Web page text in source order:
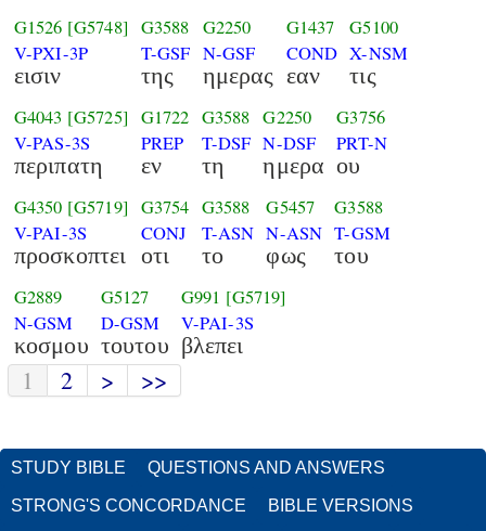
G1526 [G5748]
V-PXI-3P
εισιν
G3588
T-GSF
της
G2250
N-GSF
ημερας
G1437
COND
εαν
G5100
X-NSM
τις
G4043 [G5725]
V-PAS-3S
περιπατη
G1722
PREP
εν
G3588
T-DSF
τη
G2250
N-DSF
ημερα
G3756
PRT-N
ου
G4350 [G5719]
V-PAI-3S
προσκοπτει
G3754
CONJ
οτι
G3588
T-ASN
το
G5457
N-ASN
φως
G3588
T-GSM
του
G2889
N-GSM
κοσμου
G5127
D-GSM
τουτου
G991 [G5719]
V-PAI-3S
βλεπει
1 2 > >>
STUDY BIBLE QUESTIONS AND ANSWERS
STRONG'S CONCORDANCE BIBLE VERSIONS